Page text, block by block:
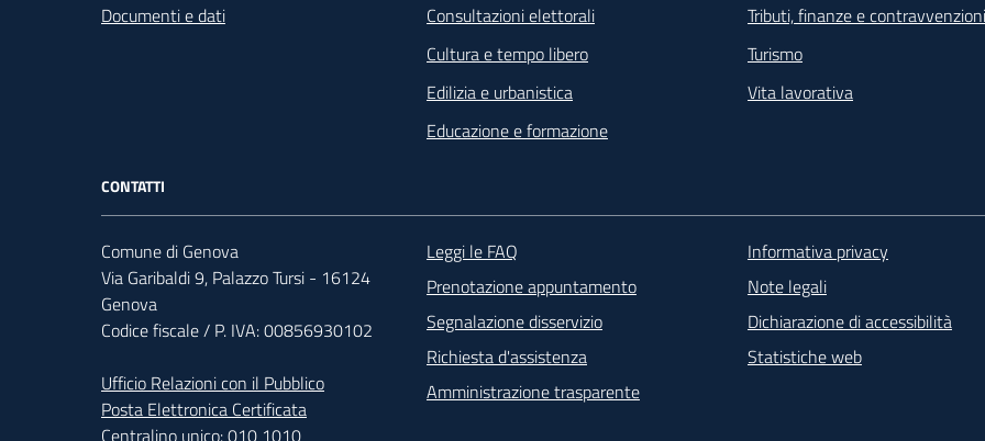
Documenti e dati
Consultazioni elettorali
Cultura e tempo libero
Edilizia e urbanistica
Educazione e formazione
Tributi, finanze e contravvenzioni
Turismo
Vita lavorativa
CONTATTI
Comune di Genova
Via Garibaldi 9, Palazzo Tursi - 16124
Genova
Codice fiscale / P. IVA: 00856930102
Ufficio Relazioni con il Pubblico
Posta Elettronica Certificata
Footer - Contatti
Leggi le FAQ
Prenotazione appuntamento
Segnalazione disservizio
Richiesta d'assistenza
Amministrazione trasparente
Informativa privacy
Note legali
Dichiarazione di accessibilità
Statistiche web